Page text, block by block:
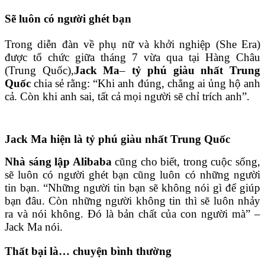
Sẽ luôn có người ghét bạn
Trong diễn đàn về phụ nữ và khởi nghiệp (She Era)
được tổ chức giữa tháng 7 vừa qua tại Hàng Châu
(Trung Quốc),Jack Ma– tỷ phú giàu nhất Trung
Quốc chia sẻ rằng: “Khi anh đúng, chẳng ai ủng hộ anh
cả. Còn khi anh sai, tất cả mọi người sẽ chỉ trích anh”.
Jack Ma hiện là tỷ phú giàu nhất Trung Quốc
Nhà sáng lập Alibaba cũng cho biết, trong cuộc sống,
sẽ luôn có người ghét bạn cũng luôn có những người
tin bạn. “Những người tin bạn sẽ không nói gì để giúp
bạn đâu. Còn những người không tin thì sẽ luôn nhảy
ra và nói không. Đó là bản chất của con người mà” –
Jack Ma nói.
Thất bại là… chuyện bình thường